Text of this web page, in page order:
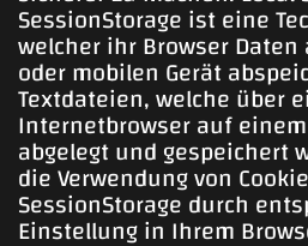
SessionStorage ist eine
welcher ihr Browser
oder mobilen Gerät
Textdateien, welche über
Internetbrowser auf
abgelegt und gespeichert
die Verwendung von
SessionStorage durch
Einstellung in Ihrem